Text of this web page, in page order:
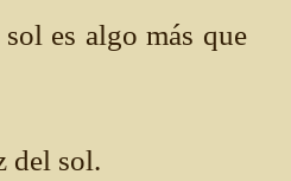
es algo más que
del sol.